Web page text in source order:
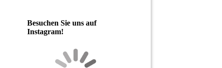
Besuchen Sie uns auf
Instagram!